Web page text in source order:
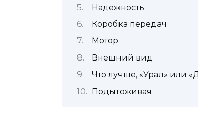
Надежность
Коробка передач
Мотор
Внешний вид
Что лучше, «Урал» или
Подытоживая